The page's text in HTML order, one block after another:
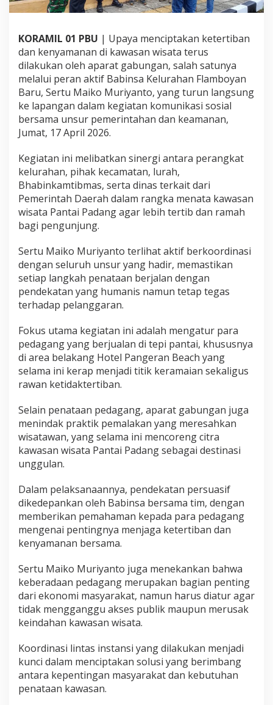
e
a
m
a
A
p
a
r
a
t
G
b
u
n
g
a
n
A
u
r
P
e
d
a
a
n
g
d
a
n
n
t
i
k
e
m
a
a
k
n
d
B
e
l
k
n
g
H
KORAMIL 01 PBU | Upaya menciptakan ketertiban
dan kenyamanan di kawasan wisata terus
dilakukan oleh aparat gabungan, salah satunya
melalui peran aktif Babinsa Kelurahan Flamboyan
Baru, Sertu Maiko Muriyanto, yang turun langsung
ke lapangan dalam kegiatan komunikasi sosial
bersama unsur pemerintahan dan keamanan,
Jumat, 17 April 2026.
Kegiatan ini melibatkan sinergi antara perangkat
kelurahan, pihak kecamatan, lurah,
Bhabinkamtibmas, serta dinas terkait dari
Pemerintah Daerah dalam rangka menata kawasan
wisata Pantai Padang agar lebih tertib dan ramah
bagi pengunjung.
Sertu Maiko Muriyanto terlihat aktif berkoordinasi
dengan seluruh unsur yang hadir, memastikan
setiap langkah penataan berjalan dengan
pendekatan yang humanis namun tetap tegas
terhadap pelanggaran.
Fokus utama kegiatan ini adalah mengatur para
pedagang yang berjualan di tepi pantai, khususnya
di area belakang Hotel Pangeran Beach yang
selama ini kerap menjadi titik keramaian sekaligus
rawan ketidaktertiban.
Selain penataan pedagang, aparat gabungan juga
menindak praktik pemalakan yang meresahkan
wisatawan, yang selama ini mencoreng citra
kawasan wisata Pantai Padang sebagai destinasi
unggulan.
Dalam pelaksanaannya, pendekatan persuasif
dikedepankan oleh Babinsa bersama tim, dengan
memberikan pemahaman kepada para pedagang
mengenai pentingnya menjaga ketertiban dan
kenyamanan bersama.
Sertu Maiko Muriyanto juga menekankan bahwa
keberadaan pedagang merupakan bagian penting
dari ekonomi masyarakat, namun harus diatur agar
tidak mengganggu akses publik maupun merusak
keindahan kawasan wisata.
Koordinasi lintas instansi yang dilakukan menjadi
kunci dalam menciptakan solusi yang berimbang
antara kepentingan masyarakat dan kebutuhan
penataan kawasan.